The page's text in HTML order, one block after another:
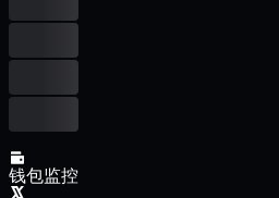
钱包监控